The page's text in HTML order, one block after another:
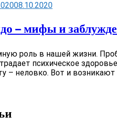
08.10.2020
— мифы и
роль в нашей жизни.
психическое
– неловко. Вот и